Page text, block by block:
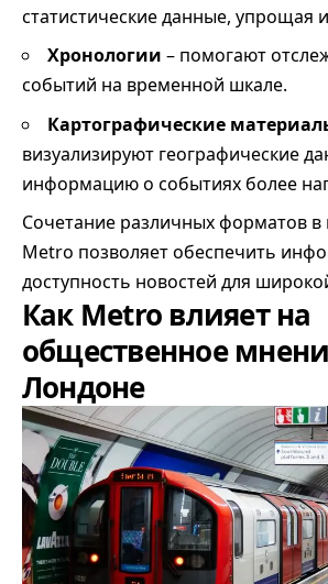
статистические данные, упрощая
Хронологии – помогают
событий на временной шкале.
Картографические
визуализируют географические
информацию о событиях более
Сочетание различных форматов в
Metro позволяет обеспечить
доступность новостей для
Как Metro влияет на
общественное
Лондоне